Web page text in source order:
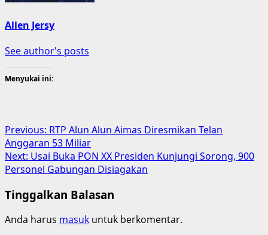
Allen Jersy
See author's posts
Menyukai ini:
Post
navigation
Previous: RTP Alun Alun Aimas Diresmikan Telan
Anggaran 53 Miliar
Next: Usai Buka PON XX Presiden Kunjungi Sorong, 900
Personel Gabungan Disiagakan
Tinggalkan Balasan
Anda harus masuk untuk berkomentar.